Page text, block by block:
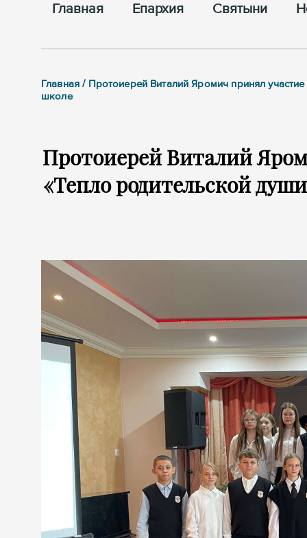
Главная Епархия Cвятыни
Главная / Протоиерей Виталий Яромич принял
школе
Протоиерей Виталий
«Тепло родительской